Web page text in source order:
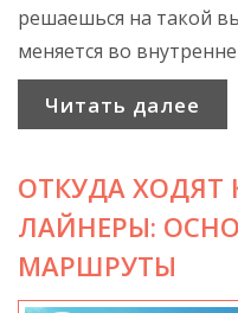
решаешься на такой
меняется во
неожиданные плюсы
маршрут и с какими
тех, кто хочет
самостоятельно.
Читать далее
ОТКУДА ХОДЯТ
ЛАЙНЕРЫ:
МАРШРУТЫ